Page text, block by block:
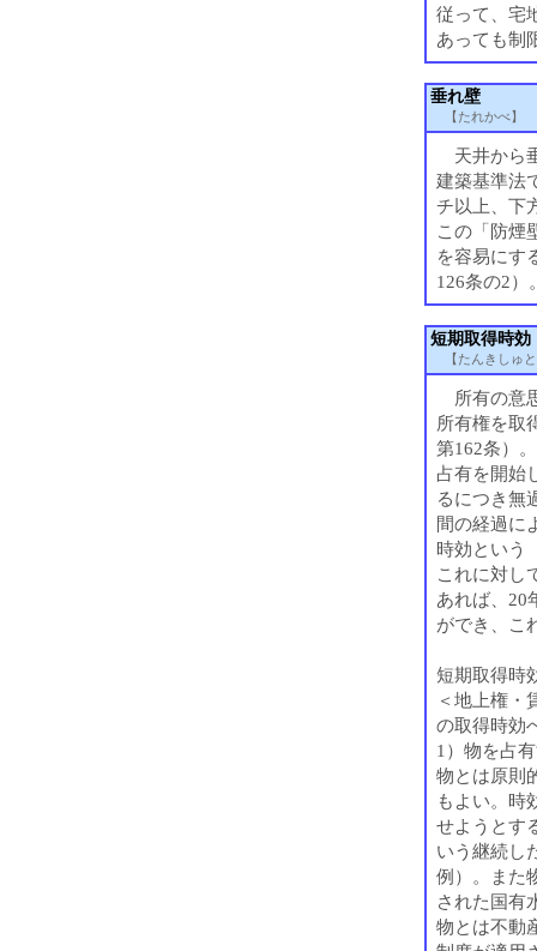
従って、宅
あっても制
垂れ壁
【たれかべ】
天井から
建築基準法
チ以上、下
この「防煙
を容易にす
126条の2）
短期取得時効
【たんきしゅ
所有の意
所有権を取
第162条）。
占有を開始
るにつき無
間の経過に
時効という
これに対し
あれば、20
ができ、こ
短期取得時
＜地上権・
の取得時効
1）物を占
物とは原則
もよい。時
せようとす
いう継続し
例）。また
された国有
物とは不動